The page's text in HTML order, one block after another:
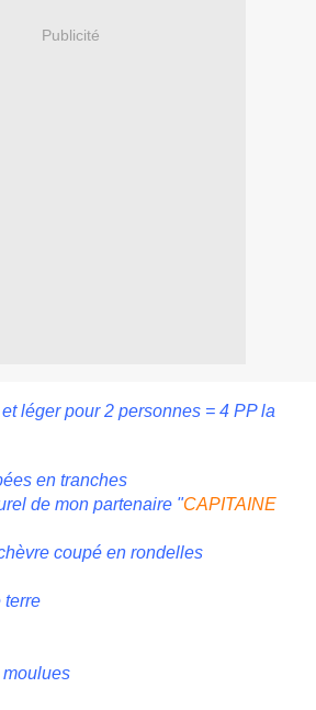
Publicité
léger pour 2 personnes = 4 PP la
en tranches
de mon partenaire "CAPITAINE
coupé en rondelles
terre